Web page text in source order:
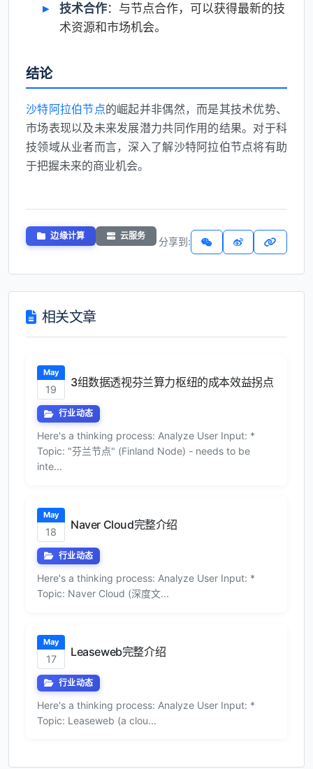
技术合作：与节点合作，可以获得最新的技
术资源和市场机会。
结论
沙特阿拉伯节点的崛起并非偶然，而是其技术优势、
市场表现以及未来发展潜力共同作用的结果。对于科
技领域从业者而言，深入了解沙特阿拉伯节点将有助
于把握未来的商业机会。
边缘计算 云服务 分享到:
相关文章
May
19
3组数据透视芬兰算力枢纽的成本效益拐点
行业动态
Here's a thinking process: Analyze User Input: *
Topic: "芬兰节点" (Finland Node) - needs to be
inte...
May
18
Naver Cloud完整介绍
行业动态
Here's a thinking process: Analyze User Input: *
Topic: Naver Cloud (深度文...
May
17
Leaseweb完整介绍
行业动态
Here's a thinking process: Analyze User Input: *
Topic: Leaseweb (a clou...